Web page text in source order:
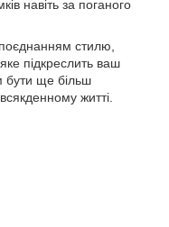
навіть за поганого
стилю,
підкреслить ваш
бути ще більш
житті.